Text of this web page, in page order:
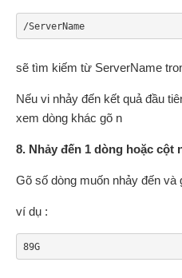
/ServerName
sẽ tìm kiếm từ ServerName
Nếu vi nhảy đến kết quả đầu
xem dòng khác gõ n
8. Nhảy đến 1 dòng hoặc cột
Gõ số dòng muốn nhảy đến và
ví dụ :
89G